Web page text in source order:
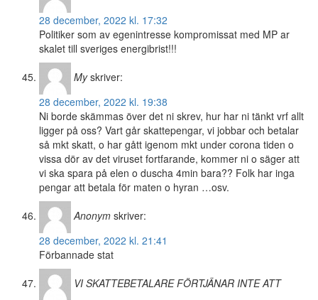
28 december, 2022 kl. 17:32
Politiker som av egenintresse kompromissat med MP ar
skalet till sveriges energibrist!!!
My skriver:
28 december, 2022 kl. 19:38
Ni borde skämmas över det ni skrev, hur har ni tänkt vrf allt
ligger på oss? Vart går skattepengar, vi jobbar och betalar
så mkt skatt, o har gått igenom mkt under corona tiden o
vissa dör av det viruset fortfarande, kommer ni o säger att
vi ska spara på elen o duscha 4min bara?? Folk har inga
pengar att betala för maten o hyran …osv.
Anonym skriver:
28 december, 2022 kl. 21:41
Förbannade stat
VI SKATTEBETALARE FÖRTJÄNAR INTE ATT